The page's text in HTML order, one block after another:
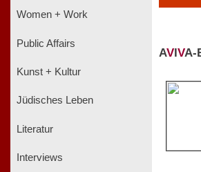
Women + Work
Public Affairs
Kunst + Kultur
Jüdisches Leben
Literatur
Interviews
AV VA-